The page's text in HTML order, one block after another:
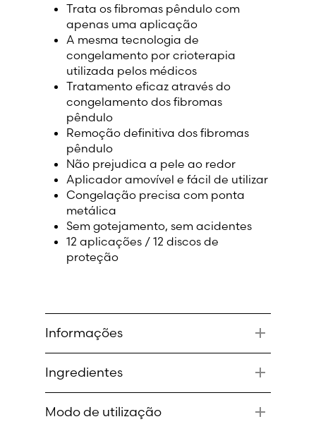
Trata os fibromas pêndulo com
apenas uma aplicação
A mesma tecnologia de
congelamento por crioterapia
utilizada pelos médicos
Tratamento eficaz através do
congelamento dos fibromas
pêndulo
Remoção definitiva dos fibromas
pêndulo
Não prejudica a pele ao redor
Aplicador amovível e fácil de utilizar
Congelação precisa com ponta
metálica
Sem gotejamento, sem acidentes
12 aplicações / 12 discos de
proteção
Informações
apenas uma aplicação
Não prejudica a pele ao redor
A mesma tecnologia de
Ingredientes
arrefecedor da Arctic (DME)
Modo de utilização
Italy (Italian)
Kuwait (Arabic)
Latvia (Latvian)
Lithuania (Lithuanian)
Moldova (Moldovan)
Morocco (French)
Poland (Polish)
Spain (Spanish)
Sweden (Swedish)